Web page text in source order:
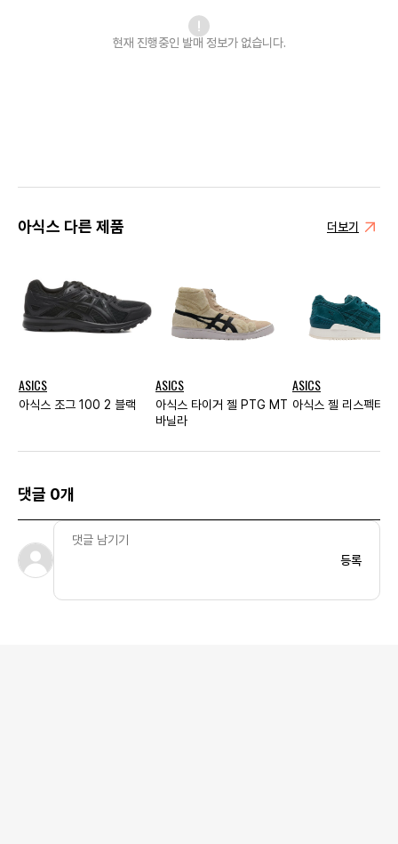
현재 진행중인 발매 정보가 없습니다.
아식스 다른 제품 더보기
ASICS
아식스 조그 100 2 블랙
ASICS
아식스 타이거 젤 PTG MT
바닐라
ASICS
아식스 젤 리스펙터
댓글 0개
등록